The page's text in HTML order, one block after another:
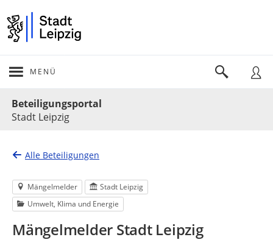
MENÜ
Beteiligungsportal
Stadt Leipzig
Alle Beteiligungen
Mängelmelder
Stadt Leipzig
Umwelt, Klima und Energie
Mängelmelder Stadt Leipzig